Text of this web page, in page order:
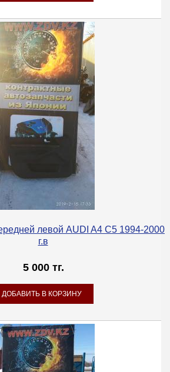
левой AUDI A4 C5 1994-2000
г.в
5 000 тг.